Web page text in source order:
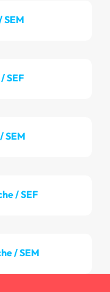
SEM
SEF
SEM
/ SEF
/ SEM